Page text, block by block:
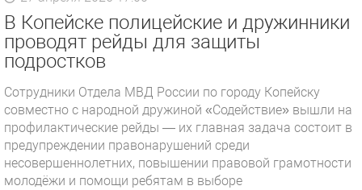
В Копейске полицейские и дружинники
проводят рейды для защиты
подростков
Сотрудники Отдела МВД России по городу Копейску
совместно с народной дружиной «Содействие» вышли на
профилактические рейды — их главная задача состоит в
предупреждении правонарушений среди
несовершеннолетних, повышении правовой грамотности
молодёжи и помощи ребятам в выборе